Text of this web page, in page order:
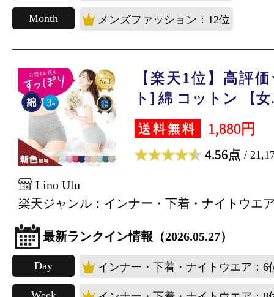
Month メンズファッション：12位
【楽天1位】高評
ト] 綿 コットン 【女
送料無料 1,880円
4.56点 /
Lino Ulu
楽天ジャンル：インナー・下着・ナイトウエ
最新ランクイン情報（2026.05.27）
Day インナー・下着・ナイトウエア：6